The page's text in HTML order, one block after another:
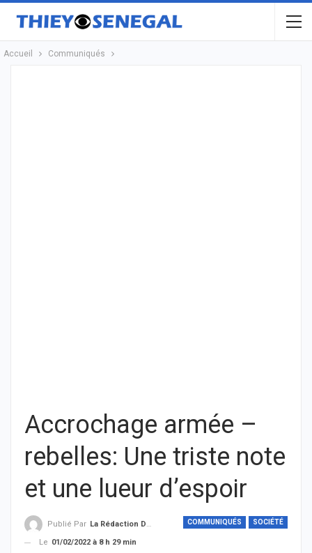
Accueil Communiqués
Accrochage armée –
rebelles: Une triste note
et une lueur d’espoir
COMMUNIQUÉS SOCIÉTÉ
Publié Par La Rédaction De THIEYSENEGAL.com
Le 01/02/2022 à 8 h 29 min